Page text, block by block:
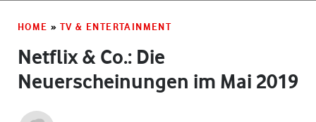
HOME » TV & ENTERTAINMENT
Netflix & Co.: Die
Neuerscheinungen im Mai 2019